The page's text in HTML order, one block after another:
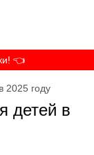
👈
2025 году
детей в